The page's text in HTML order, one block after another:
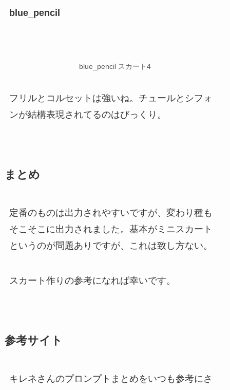
blue_pencil
blue_pencil スカート4
フリルとコルセットは強いね。チュールとシフォ
ンが結構表現されてるのはびっくり。
まとめ
定番のものは出力されやすいですが、変わり種も
そこそこに出力されました。基本がミニスカート
というのが問題ありですが、これは致し方ない。
スカート作りの参考になれば幸いです。
参考サイト
キレネさんのプロンプトまとめをいつも参考にさ